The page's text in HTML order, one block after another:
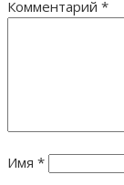
Комментарий *
Имя *